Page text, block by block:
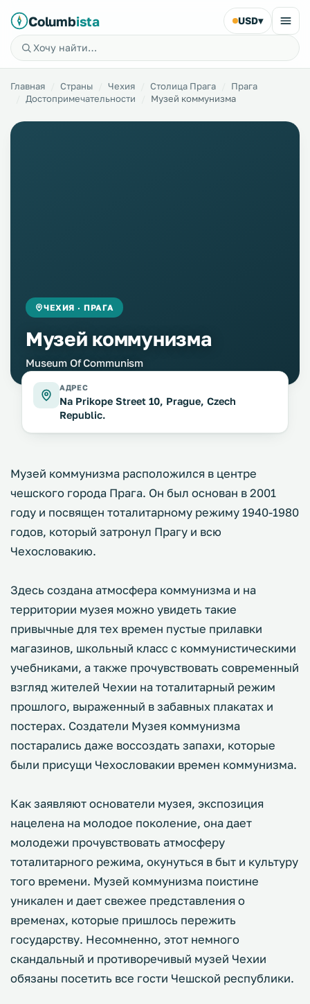
Columbista USD▾
Главная Страны Чехия Столица Прага
Прага
Достопримечательности
Музей коммунизма
ЧЕХИЯ · ПРАГА
Музей коммунизма
Museum Of Communism
АДРЕС
Na Prikope Street 10, Prague, Czech
Republic.
Музей коммунизма расположился в центре
чешского города Прага. Он был основан в 2001
году и посвящен тоталитарному режиму 1940-1980
годов, который затронул Прагу и всю
Чехословакию.
Здесь создана атмосфера коммунизма и на
территории музея можно увидеть такие
привычные для тех времен пустые прилавки
магазинов, школьный класс с коммунистическими
учебниками, а также прочувствовать современный
взгляд жителей Чехии на тоталитарный режим
прошлого, выраженный в забавных плакатах и
постерах. Создатели Музея коммунизма
постарались даже воссоздать запахи, которые
были присущи Чехословакии времен коммунизма.
Как заявляют основатели музея, экспозиция
нацелена на молодое поколение, она дает
молодежи прочувствовать атмосферу
тоталитарного режима, окунуться в быт и культуру
того времени. Музей коммунизма поистине
уникален и дает свежее представления о
временах, которые пришлось пережить
государству. Несомненно, этот немного
скандальный и противоречивый музей Чехии
обязаны посетить все гости Чешской республики.